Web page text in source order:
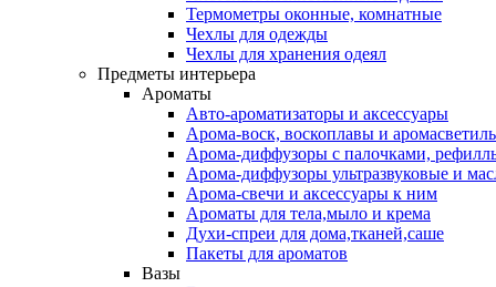
Термометры оконные, комнатные
Чехлы для одежды
Чехлы для хранения одеял
Предметы интерьера
Ароматы
Авто-ароматизаторы и аксессуары
Арома-воск, воскоплавы и
Арома-диффузоры с палочками,
Арома-диффузоры ультразвуковые и
Арома-свечи и аксессуары к ним
Ароматы для тела,мыло и крема
Духи-спреи для дома,тканей,саше
Пакеты для ароматов
Вазы